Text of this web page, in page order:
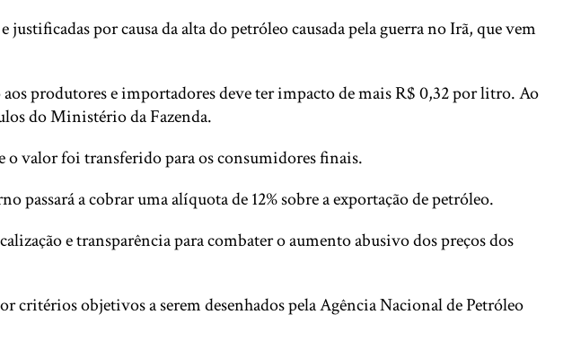
por causa da alta do petróleo causada pela guerra no Irã, que vem
produtores e importadores deve ter impacto de mais R$ 0,32 por litro. Ao
do Ministério da Fazenda.
o valor foi transferido para os consumidores finais.
a cobrar uma alíquota de 12% sobre a exportação de petróleo.
e transparência para combater o aumento abusivo dos preços dos
objetivos a serem desenhados pela Agência Nacional de Petróleo